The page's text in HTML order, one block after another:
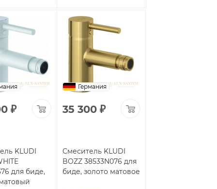
₽
KLUDI
для биде,
Германия
35 300₽
Смеситель KLUDI
BOZZ 38533N076 для
биде, золото матовое